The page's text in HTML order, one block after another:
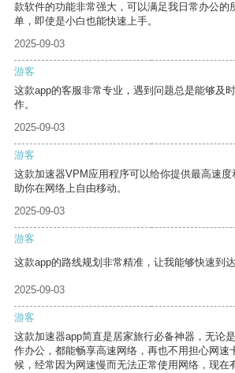
款软件的功能非常强大，可以满足我日常办公的
单，即使是小白也能快速上手。
2025-09-03
游客
这款app的客服非常专业，遇到问题总是能够及
作。
2025-09-03
游客
这款加速器VPM应用程序可以给你提供最高速
助你在网络上自由移动。
2025-09-03
游客
这款app的路线规划非常精准，让我能够快速到达
2025-09-03
游客
这款加速器app简直是居家旅行必备神器，无论
作办公，都能畅享高速网络，再也不用担心网速
候，经常因为网速慢而无法正常使用网络，现在